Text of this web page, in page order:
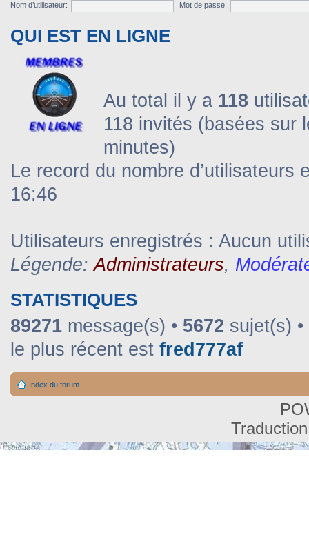
Nom d’utilisateur:
Mot de passe:
QUI EST EN LIGNE
Au total il y a 118
118 invités (basées sur
minutes)
Le record du nombre d’utilisateurs
16:46
Utilisateurs enregistrés : Aucun
Légende:Administrateurs,
STATISTIQUES
89271 message(s) • 5672 sujet(s) •
le plus récent est fred777af
Index du forum